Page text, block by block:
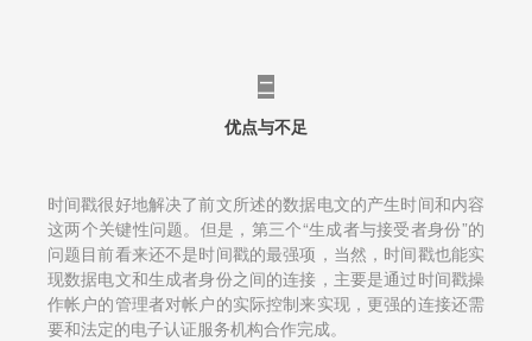
二
优点与不足
时间戳很好地解决了前文所述的数据电文的产生时间和内容
这两个关键性问题。但是，第三个“生成者与接受者身份”的
问题目前看来还不是时间戳的最强项，当然，时间戳也能实
现数据电文和生成者身份之间的连接，主要是通过时间戳操
作帐户的管理者对帐户的实际控制来实现，更强的连接还需
要和法定的电子认证服务机构合作完成。